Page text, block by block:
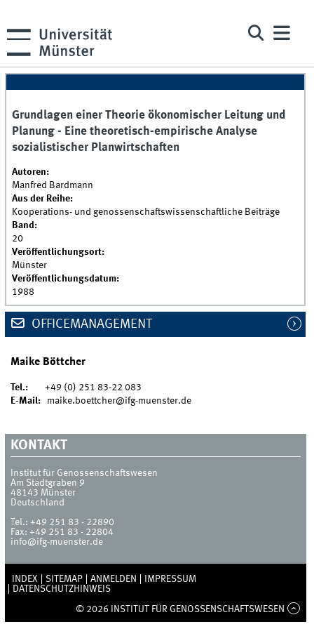
Grundlagen einer Theorie ökonomischer Leitung und
Planung - Eine theoretisch-empirische Analyse
sozialistischer Planwirtschaften
Autoren:
Manfred Bardmann
Aus der Reihe:
Kooperations- und genossenschaftswissenschaftliche Beiträge
Band:
20
Veröffentlichungsort:
Münster
Veröffentlichungsdatum:
1988
OFFICEMANAGEMENT
Maike Böttcher
Tel.: +49 (0) 251 83-22 083
E-Mail: maike.boettcher@ifg-muenster.de
KONTAKT
Institut für Genossenschaftswesen
Am Stadtgraben 9
48143 Münster
Deutschland
Tel.:+49 251 83 - 22890
Fax:+49 251 83 - 22804
info@ifg-muenster.de
INDEX SITEMAP ANMELDEN
IMPRESSUM
DATENSCHUTZHINWEIS
© 2026 INSTITUT FÜR GENOSSENSCHAFTSWESEN